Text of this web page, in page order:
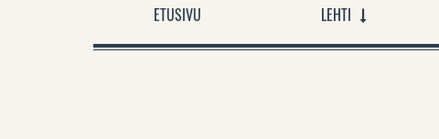
ETUSIVU LEHTI